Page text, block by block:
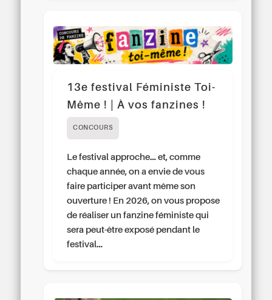
13e festival Féministe Toi-
Même ! | À vos fanzines !
CONCOURS
Le festival approche… et, comme
chaque année, on a envie de vous
faire participer avant même son
ouverture ! En 2026, on vous propose
de réaliser un fanzine féministe qui
sera peut-être exposé pendant le
festival…